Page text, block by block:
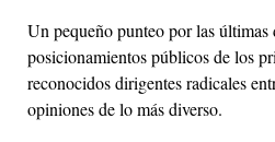
Un pequeño punteo por las últimas
posicionamientos públicos de los
reconocidos dirigentes radicales
opiniones de lo más diverso.